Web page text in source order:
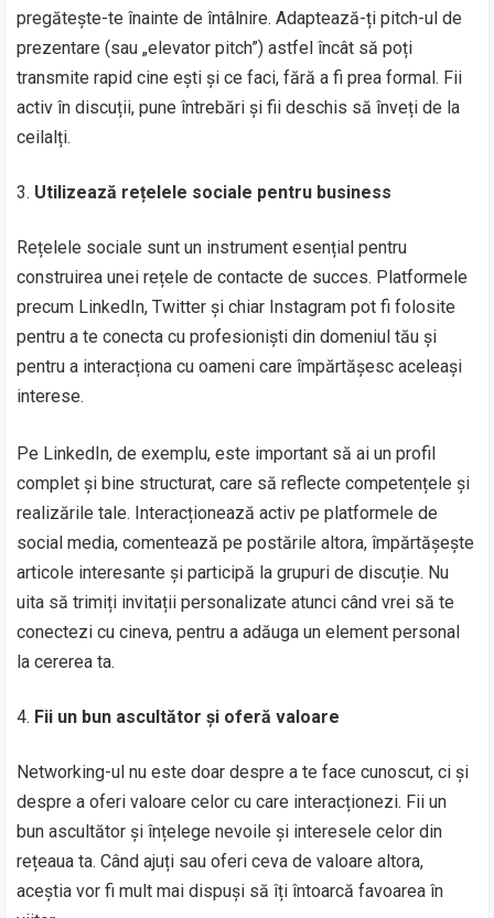
pregătește-te înainte de întâlnire. Adaptează-ți pitch-ul de
prezentare (sau „elevator pitch”) astfel încât să poți
transmite rapid cine ești și ce faci, fără a fi prea formal. Fii
activ în discuții, pune întrebări și fii deschis să înveți de la
ceilalți.
Utilizează rețelele sociale pentru business
Rețelele sociale sunt un instrument esențial pentru
construirea unei rețele de contacte de succes. Platformele
precum LinkedIn, Twitter și chiar Instagram pot fi folosite
pentru a te conecta cu profesioniști din domeniul tău și
pentru a interacționa cu oameni care împărtășesc aceleași
interese.
Pe LinkedIn, de exemplu, este important să ai un profil
complet și bine structurat, care să reflecte competențele și
realizările tale. Interacționează activ pe platformele de
social media, comentează pe postările altora, împărtășește
articole interesante și participă la grupuri de discuție. Nu
uita să trimiți invitații personalizate atunci când vrei să te
conectezi cu cineva, pentru a adăuga un element personal
la cererea ta.
Fii un bun ascultător și oferă valoare
Networking-ul nu este doar despre a te face cunoscut, ci și
despre a oferi valoare celor cu care interacționezi. Fii un
bun ascultător și înțelege nevoile și interesele celor din
rețeaua ta. Când ajuți sau oferi ceva de valoare altora,
aceștia vor fi mult mai dispuși să îți întoarcă favoarea în